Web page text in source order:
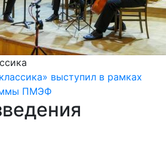
выступил в рамках
ПМЭФ